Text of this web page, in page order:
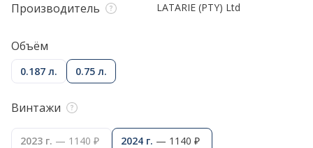
Производитель
LATARIE (PTY) Ltd
Объём
0.187 л. 0.75 л.
Винтажи
2023 г. — 1140 ₽ 2024 г. — 1140 ₽